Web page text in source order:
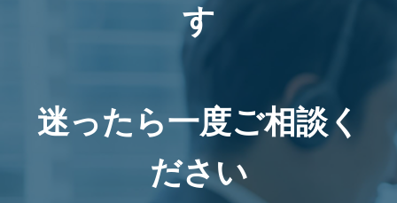
す
迷ったら一度ご相談く
ださい